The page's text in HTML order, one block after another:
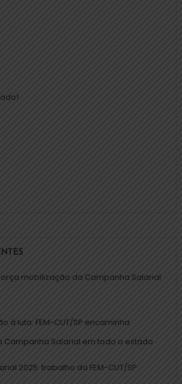
mobilização da Campanha Salarial
à luta: FEM-CUT/SP encaminha
Campanha Salarial em todo o estado
2025: trabalho da FEM-CUT/SP